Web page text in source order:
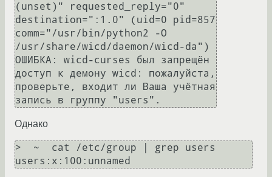
(unset)" requested_reply="0"
destination=":1.0" (uid=0 pid=857
comm="/usr/bin/python2 -O
/usr/share/wicd/daemon/wicd-da")
ОШИБКА: wicd-curses был запрещён
доступ к демону wicd: пожалуйста,
проверьте, входит ли Ваша учётная
Однако
>  ~  cat /etc/group | grep users